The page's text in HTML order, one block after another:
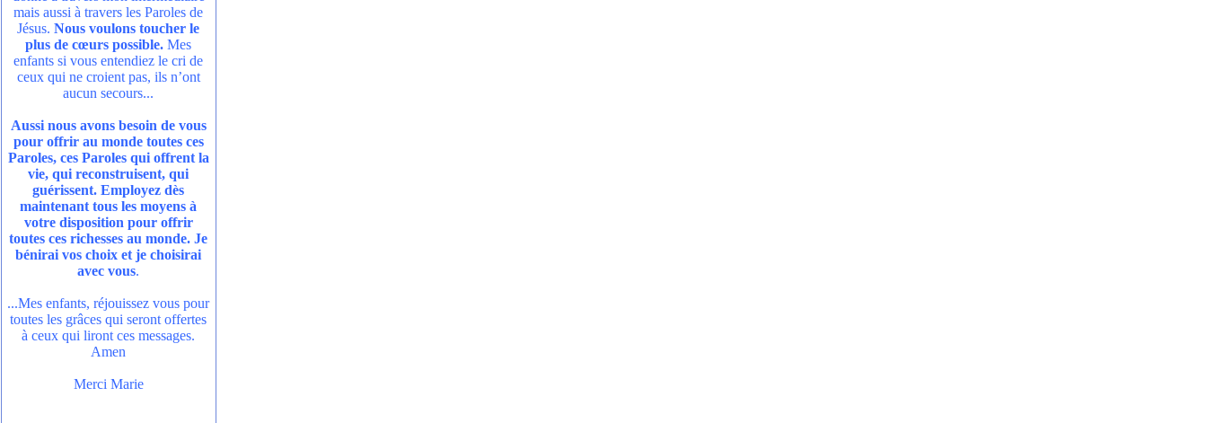
mais aussi à travers les Paroles de
Jésus.Nous voulons toucher le
plus de cœurs possible. Mes
enfants si vous entendiez le cri de
ceux qui ne croient pas, ils n’ont
aucun secours...
Aussi nous avons besoin de vous
pour offrir au monde toutes ces
Paroles, ces Paroles qui offrent la
vie, qui reconstruisent, qui
guérissent. Employez dès
maintenant tous les moyens à
votre disposition pour offrir
toutes ces richesses au monde. Je
bénirai vos choix et je choisirai
avec vous.
...Mes enfants, réjouissez vous pour
toutes les grâces qui seront offertes
à ceux qui liront ces messages.
Amen
Merci Marie